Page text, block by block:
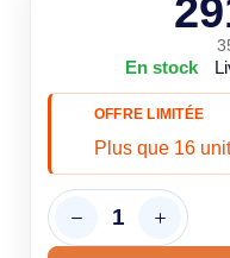
En stock
OFFRE LIMITÉE
Plus que 16